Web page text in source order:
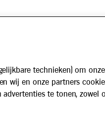
technieken) om
wij en onze partners
advertenties te tonen, zowel